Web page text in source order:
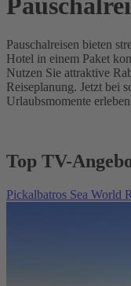
Pauschalreisen bieten
Hotel in einem Paket
Nutzen Sie attraktive
Reiseplanung. Jetzt bei
Urlaubsmomente
Top TV-
Pickalbatros Sea World